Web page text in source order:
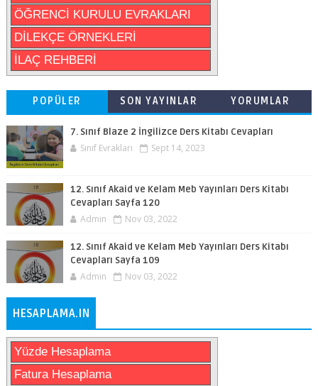
ÖĞRENCİ KURULU EVRAKLARI
DİLEKÇE ÖRNEKLERİ
İLAÇ REHBERİ
POPÜLER SON YAYINLAR YORUMLAR
7. Sınıf Blaze 2 İngilizce Ders Kitabı Cevapları
Sınıf Evrakları Sept 14, 2023
12. Sınıf Akaid ve Kelam Meb Yayınları Ders Kitabı
Cevapları Sayfa 120
Admin Nov 03, 2022
12. Sınıf Akaid ve Kelam Meb Yayınları Ders Kitabı
Cevapları Sayfa 109
Admin Nov 03, 2022
HESAPLAMA.IN
Yüzde Hesaplama
Fatura Hesaplama